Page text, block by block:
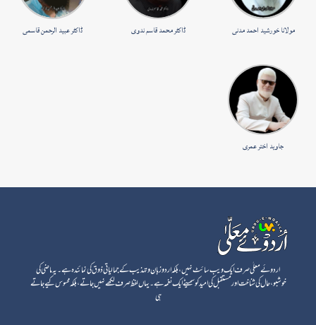
مولانا خورشید احمد مدنی ڈاکٹر محمد قاسم ندوی ڈاکٹر عبید الرحمن قاسمی
جاوید اختر عمری
اردوئے معلٰی صرف ایک ویب سائٹ نہیں، بلکہ اردو زبان و تہذیب کے جمالیاتی ذوق کی نمائندہ ہے۔ یہ ماضی کی
خوشبو، حال کی شناخت اور مستقبل کی امید کو سمیٹے ایک نغمہ ہے۔ یہاں لفظ صرف لکھے نہیں جاتے، بلکہ محسوس کیے جاتے
ہی